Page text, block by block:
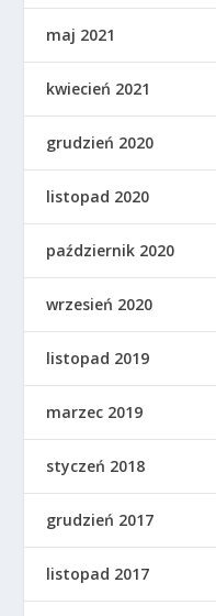
maj 2021
kwiecień 2021
grudzień 2020
listopad 2020
październik 2020
wrzesień 2020
listopad 2019
marzec 2019
styczeń 2018
grudzień 2017
listopad 2017